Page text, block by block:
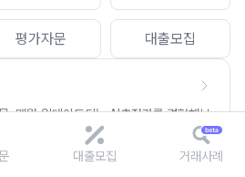
평가자문 대출모집
, 매월 업데이트되는 AI추정가를 경험해보
대출모집 거래사례